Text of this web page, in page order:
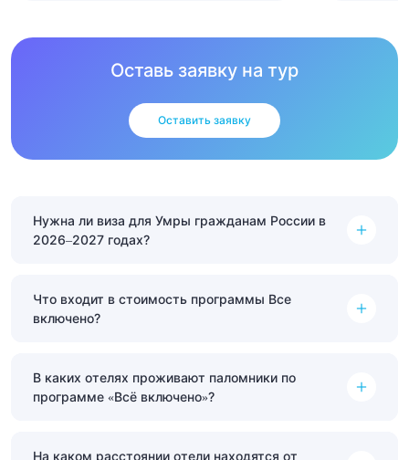
Оставь заявку на тур
Оставить заявку
Нужна ли виза для Умры гражданам России в
2026–2027 годах?
Что входит в стоимость программы Все
включено?
В каких отелях проживают паломники по
программе «Всё включено»?
На каком расстоянии отели находятся от